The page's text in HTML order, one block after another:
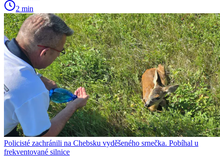
2 min
Policisté zachránili na Chebsku vyděšeného srnečka. Pobíhal u
frekventované silnice